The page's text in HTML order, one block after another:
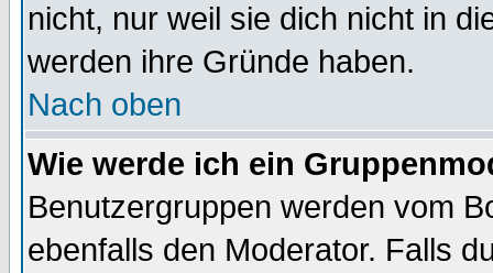
nicht, nur weil sie dich nicht in
werden ihre Gründe haben.
Nach oben
Wie werde ich ein
Benutzergruppen werden vom
ebenfalls den Moderator. Falls